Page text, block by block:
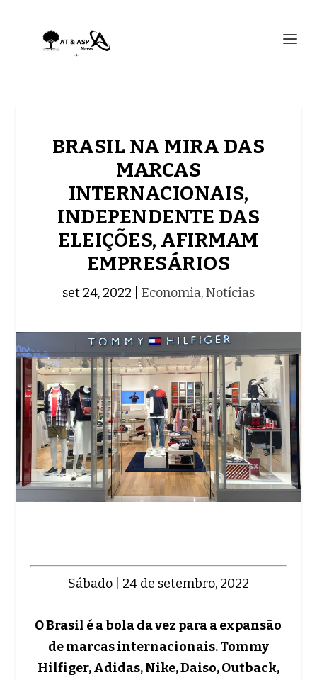
BRASIL NA MIRA DAS
MARCAS
INTERNACIONAIS,
INDEPENDENTE DAS
ELEIÇÕES, AFIRMAM
EMPRESÁRIOS
set 24, 2022 Economia,Notícias
Sábado | 24 de setembro, 2022
O Brasil é a bola da vez para a expansão
de marcas internacionais. Tommy
Hilfiger, Adidas, Nike, Daiso, Outback,